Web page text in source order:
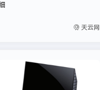
天云网